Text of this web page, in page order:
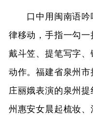
口中用闽南语吟
律移动，手指一勾
戴斗笠、提笔写字
动作。福建省泉州
庄丽娥表演的泉州
州惠安女晨起梳妆